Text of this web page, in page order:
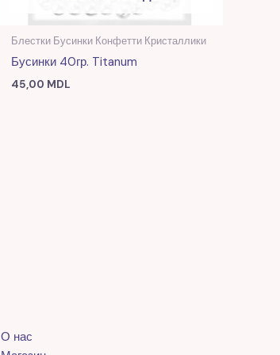
Блестки Бусинки Конфетти Кристаллики
Бусинки 40гр. Titanum
45,00 MDL
О нас